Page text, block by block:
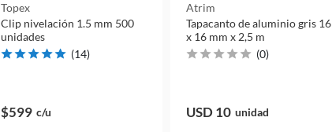
Topex
Clip nivelación 1.5 mm 500
unidades
(14)
$599 c/u
Atrim
Tapacanto de aluminio gris 16
x 16 mm x 2,5 m
(0)
USD 10 unidad